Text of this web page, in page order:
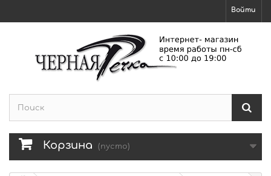
Войти
Корзина (пусто)